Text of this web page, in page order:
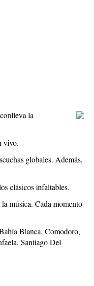
la
vivo.
globales. Además,
clásicos infaltables.
música. Cada momento
Blanca, Comodoro,
Santiago Del